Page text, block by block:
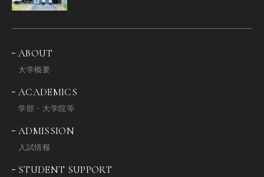
ABOUT
大学概要
ACADEMICS
学部・大学院等
ADMISSION
入試情報
STUDENT SUPPORT